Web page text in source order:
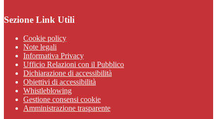
Sezione Link Utili
Cookie policy
Note legali
Informativa Privacy
Ufficio Relazioni con il Pubblico
Dichiarazione di accessibilità
Obiettivi di accessibilità
Whistleblowing
Gestione consensi cookie
Amministrazione trasparente